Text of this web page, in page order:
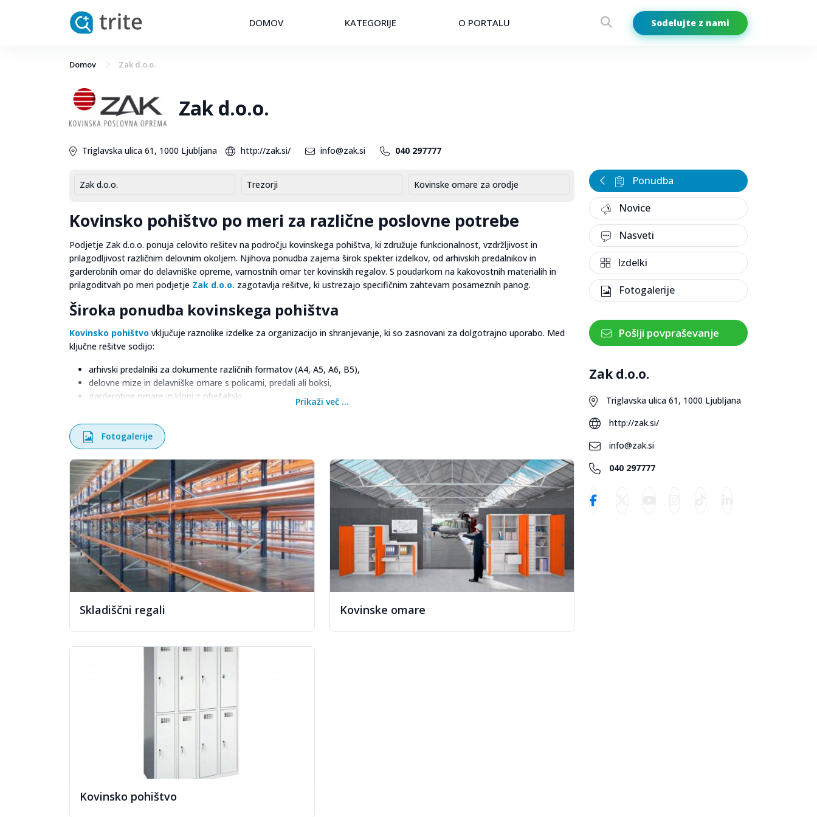
DOMOV KATEGORIJE O PORTALU Sodelujte z nami
Domov Zak d.o.o.
Zak d.o.o.
Triglavska ulica 61, 1000 Ljubljana http://zak.si/ info@zak.si 040 297777
Zak d.o.o. Trezorji Kovinske omare za orodje
Kovinsko pohištvo po meri za različne poslovne potrebe
Podjetje Zak d.o.o. ponuja celovito rešitev na področju kovinskega pohištva, ki združuje funkcionalnost, vzdržljivost in
prilagodljivost različnim delovnim okoljem. Njihova ponudba zajema širok spekter izdelkov, od arhivskih predalnikov in
garderobnih omar do delavniške opreme, varnostnih omar ter kovinskih regalov. S poudarkom na kakovostnih materialih in
prilagoditvah po meri podjetje Zak d.o.o. zagotavlja rešitve, ki ustrezajo specifičnim zahtevam posameznih panog.
Široka ponudba kovinskega pohištva
Kovinsko pohištvo vključuje raznolike izdelke za organizacijo in shranjevanje, ki so zasnovani za dolgotrajno uporabo. Med
ključne rešitve sodijo:
arhivski predalniki za dokumente različnih formatov (A4, A5, A6, B5),
delovne mize in delavniške omare s policami, predali ali boksi,
garderobne omare in klopi z obešalniki,
Na voljo so različne barvne izvedbe, ki omogočajo prilagoditev prostoru in celostni podobi podjetja.
Prikaži več ...
Fotogalerije
Skladiščni regali Kovinske omare
Kovinsko pohištvo
Ponudba
Novice
Nasveti
Izdelki
Fotogalerije
Pošlji povpraševanje
Zak d.o.o.
Triglavska ulica 61, 1000 Ljubljana
http://zak.si/
info@zak.si
040 297777